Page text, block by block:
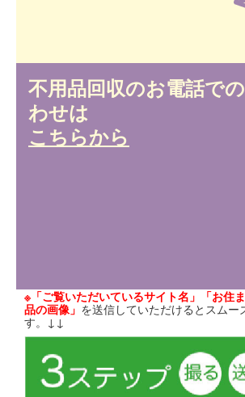
不用品回収のお電話で
わせは
こちらから
※「ご覧いただいているサイト名」「お住
品の画像」 を送信していただけるとスムー
す。↓↓